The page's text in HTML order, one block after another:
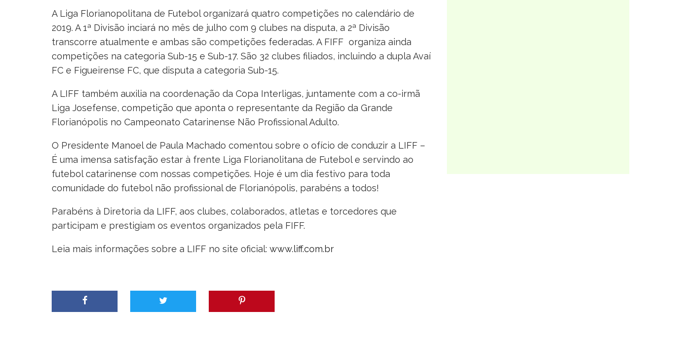
A Liga Florianopolitana de Futebol organizará quatro competições no calendário de
2019. A 1ª Divisão inciará no mês de julho com 9 clubes na disputa, a 2ª Divisão
transcorre atualmente e ambas são competições federadas. A FIFF organiza ainda
competições na categoria Sub-15 e Sub-17. São 32 clubes filiados, incluindo a dupla Avaí
FC e Figueirense FC, que disputa a categoria Sub-15.
A LIFF também auxilia na coordenação da Copa Interligas, juntamente com a co-irmã
Liga Josefense, competição que aponta o representante da Região da Grande
Florianópolis no Campeonato Catarinense Não Profissional Adulto.
O Presidente Manoel de Paula Machado comentou sobre o ofício de conduzir a LIFF –
É uma imensa satisfação estar à frente Liga Florianolitana de Futebol e servindo ao
futebol catarinense com nossas competições. Hoje é um dia festivo para toda
comunidade do futebol não profissional de Florianópolis, parabéns a todos!
Parabéns à Diretoria da LIFF, aos clubes, colaborados, atletas e torcedores que
participam e prestigiam os eventos organizados pela FIFF.
Leia mais informações sobre a LIFF no site oficial: www.liff.com.br